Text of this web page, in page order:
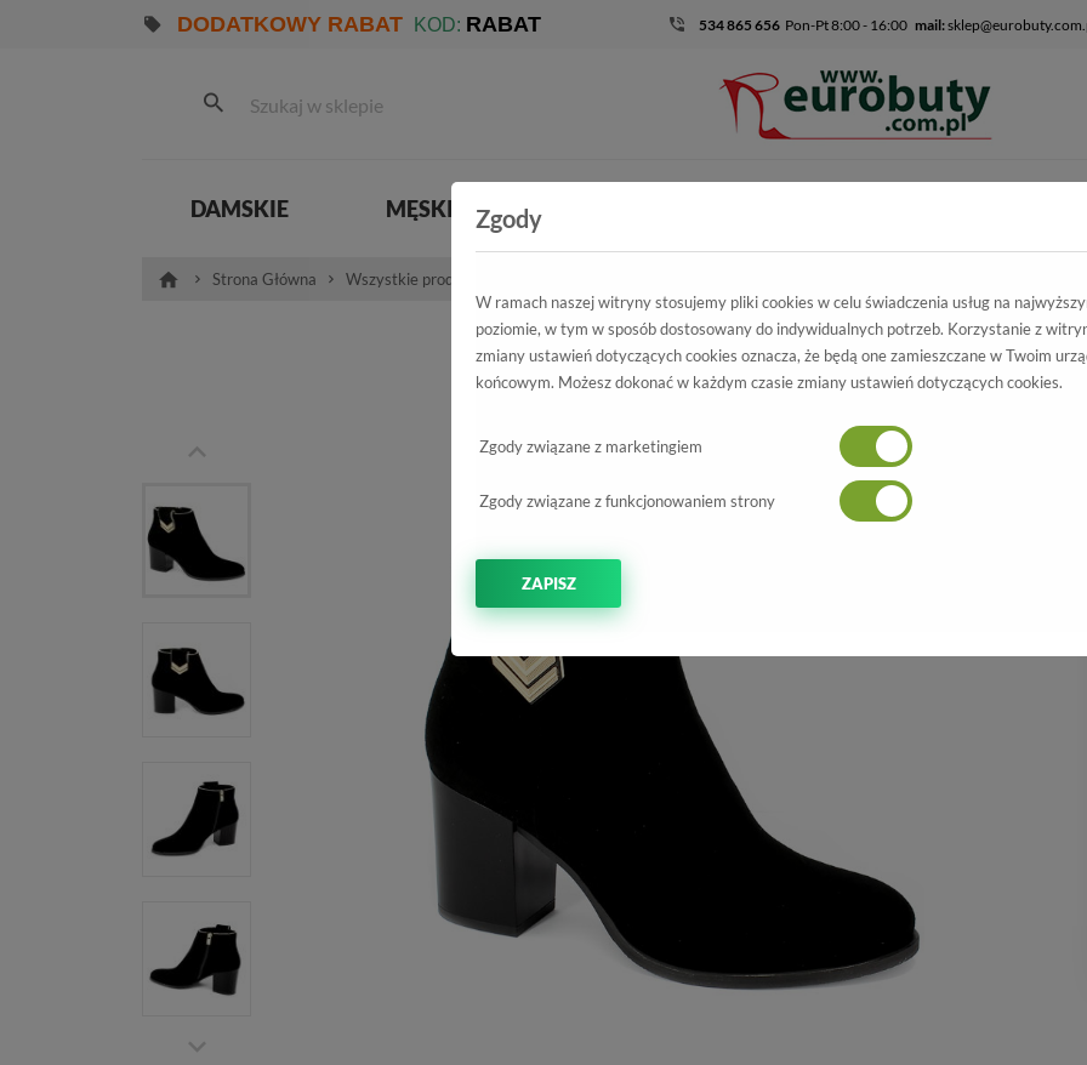
DODATKOWY RABAT KOD: RABAT 534 865 656 Pon-Pt 8:00 - 16:00 mail:
DAMSKIE MĘSKIE
Strona Główna Wszystkie produkty
Botki Nessi
18432 Czarny 19
-70%
Zgody
W ramach naszej witryny stosujemy pliki cookies w celu świadczenia usług na
poziomie, w tym w sposób dostosowany do indywidualnych potrzeb. Korzystanie z
zmiany ustawień dotyczących cookies oznacza, że będą one zamieszczane w Twoim
końcowym. Możesz dokonać w każdym czasie zmiany ustawień dotyczących cookies.
Zgody związane z marketingiem
Zgody związane z funkcjonowaniem strony
ZAPISZ